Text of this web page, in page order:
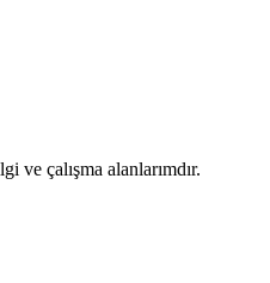
çalışma alanlarımdır.